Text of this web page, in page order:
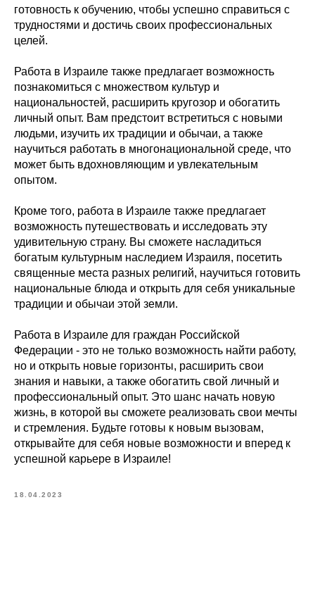
готовность к обучению, чтобы успешно справиться с
трудностями и достичь своих профессиональных
целей.
Работа в Израиле также предлагает возможность
познакомиться с множеством культур и
национальностей, расширить кругозор и обогатить
личный опыт. Вам предстоит встретиться с новыми
людьми, изучить их традиции и обычаи, а также
научиться работать в многонациональной среде, что
может быть вдохновляющим и увлекательным
опытом.
Кроме того, работа в Израиле также предлагает
возможность путешествовать и исследовать эту
удивительную страну. Вы сможете насладиться
богатым культурным наследием Израиля, посетить
священные места разных религий, научиться готовить
национальные блюда и открыть для себя уникальные
традиции и обычаи этой земли.
Работа в Израиле для граждан Российской
Федерации - это не только возможность найти работу,
но и открыть новые горизонты, расширить свои
знания и навыки, а также обогатить свой личный и
профессиональный опыт. Это шанс начать новую
жизнь, в которой вы сможете реализовать свои мечты
и стремления. Будьте готовы к новым вызовам,
открывайте для себя новые возможности и вперед к
успешной карьере в Израиле!
18.04.2023